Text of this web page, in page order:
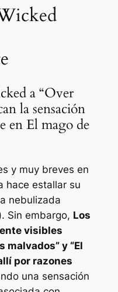
a “Over
la sensación
en El mago de
y muy breves en
hace estallar su
nebulizada
Sin embargo, Los
visibles
malvados” y “El
por razones
una sensación